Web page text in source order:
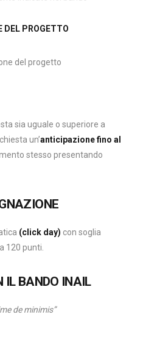
DEL PROGETTO
del progetto
sia uguale o superiore a
un’anticipazione fino al
stesso presentando
(click day) con soglia
120 punti.
IL BANDO INAIL
de minimis”